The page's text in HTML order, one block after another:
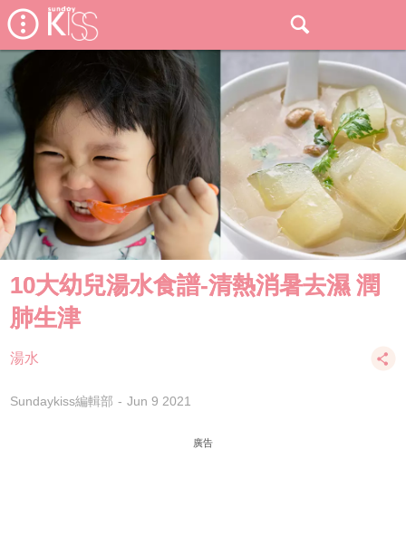
10大幼兒湯水食譜-清熱消暑去濕 潤
肺生津
湯水
Sundaykiss編輯部 Jun 9 2021
廣告